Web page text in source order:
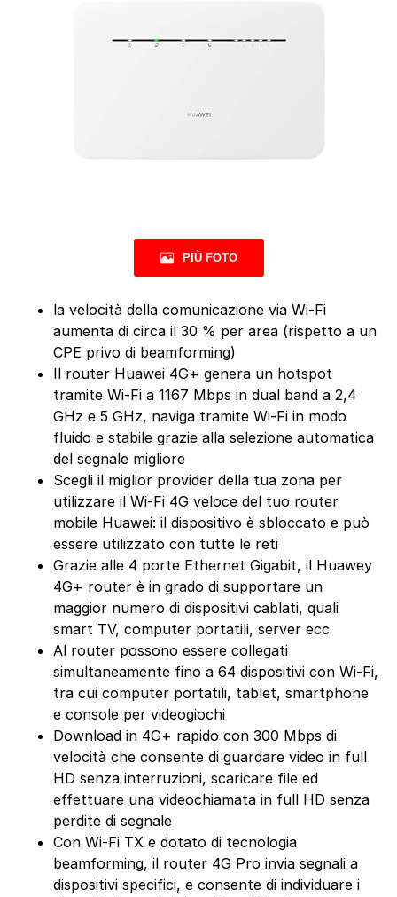
PIÙ FOTO
la velocità della comunicazione via Wi-Fi
aumenta di circa il 30 % per area (rispetto a un
CPE privo di beamforming)
Il router Huawei 4G+ genera un hotspot
tramite Wi-Fi a 1167 Mbps in dual band a 2,4
GHz e 5 GHz, naviga tramite Wi-Fi in modo
fluido e stabile grazie alla selezione automatica
del segnale migliore
Scegli il miglior provider della tua zona per
utilizzare il Wi-Fi 4G veloce del tuo router
mobile Huawei: il dispositivo è sbloccato e può
essere utilizzato con tutte le reti
Grazie alle 4 porte Ethernet Gigabit, il Huawey
4G+ router è in grado di supportare un
maggior numero di dispositivi cablati, quali
smart TV, computer portatili, server ecc
Al router possono essere collegati
simultaneamente fino a 64 dispositivi con Wi-Fi,
tra cui computer portatili, tablet, smartphone
e console per videogiochi
Download in 4G+ rapido con 300 Mbps di
velocità che consente di guardare video in full
HD senza interruzioni, scaricare file ed
effettuare una videochiamata in full HD senza
perdite di segnale
Con Wi-Fi TX e dotato di tecnologia
beamforming, il router 4G Pro invia segnali a
dispositivi specifici, e consente di individuare i